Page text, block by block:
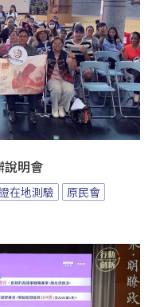
說明會
在地測驗
原民會